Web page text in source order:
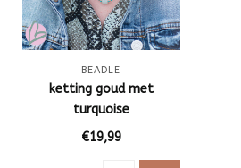
BEADLE
ketting goud met
turquoise
€19,99